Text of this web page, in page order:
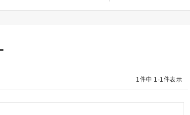
1 件中 1 -1 件表示